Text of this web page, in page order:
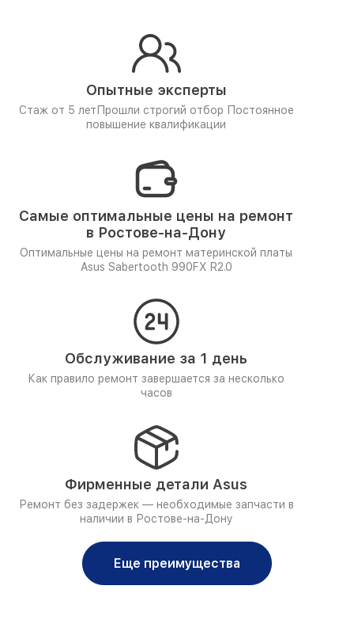
Опытные эксперты
Стаж от 5 лет Прошли строгий отбор Постоянное
повышение квалификации
Самые оптимальные цены на ремонт
в Ростове-на-Дону
Оптимальные цены на ремонт материнской платы
Asus Sabertooth 990FX R2.0
Обслуживание за 1 день
Как правило ремонт завершается за несколько
часов
Фирменные детали Asus
Ремонт без задержек — необходимые запчасти в
наличии в Ростове-на-Дону
Еще преимущества